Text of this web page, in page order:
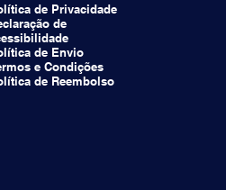
de Privacidade
de
de Envio
e Condições
de Reembolso